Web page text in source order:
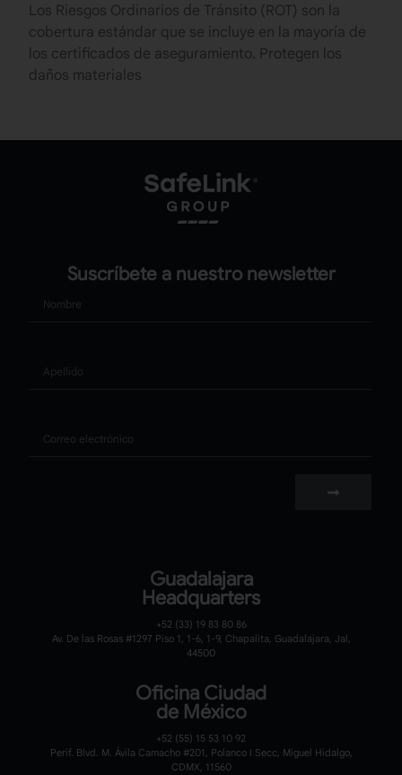
Los Riesgos Ordinarios de Tránsito (ROT) son la
cobertura estándar que se incluye en la mayoría de
los certificados de aseguramiento. Protegen los
daños materiales
Suscríbete a nuestro newsletter
Nombre
Guadalajara
Headquarters
+52 (33) 19 83 80 86
Av. De las Rosas #1297 Piso 1, 1-6, 1-9, Chapalita, Guadalajara, Jal,
44500
Oficina Ciudad
de México
+52 (55) 15 53 10 92
Perif. Blvd. M. Ávila Camacho #201, Polanco I Secc, Miguel Hidalgo,
CDMX, 11560